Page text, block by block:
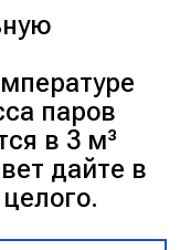
случае в
а
=
\frac{1}
паров
в 3 м³
дайте в